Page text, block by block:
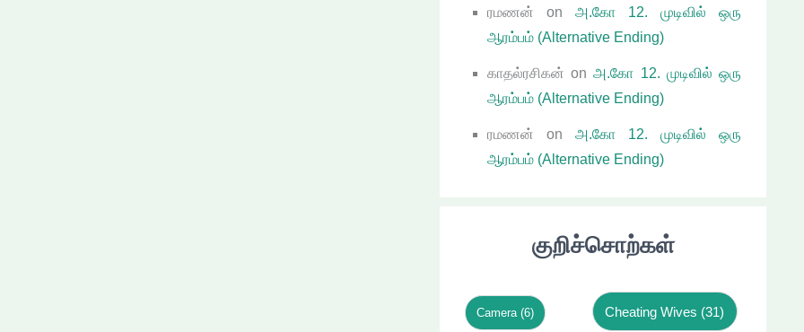
ரமணன் on அ.கோ 12. முடிவில் ஒரு
ஆரம்பம் (Alternative Ending)
காதல்ரசிகன் onஅ.கோ 12. முடிவில் ஒரு
ஆரம்பம் (Alternative Ending)
ரமணன் on அ.கோ 12. முடிவில் ஒரு
ஆரம்பம் (Alternative Ending)
குறிச்சொற்கள்
Camera (6) Cheating Wives (31)